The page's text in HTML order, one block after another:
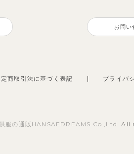
お問い
商取引法に基づく表記 プライバ
服の通販HANSAEDREAMS Co.,Ltd.All